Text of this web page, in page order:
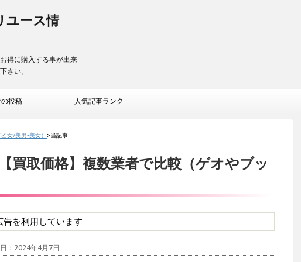
ユース情
得に購入する事が出来
さい。
投稿 人気記事ランク
女/美男-美女） >当記事
買取価格】複数業者で比較（ゲオやブッ
告を利用しています
：2024年4月7日